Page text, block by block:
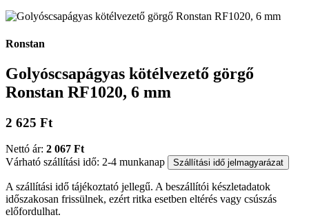
Ronstan
Golyóscsapágyas kötélvezető görgő
Ronstan RF1020, 6 mm
2 625 Ft
Nettó ár: 2 067 Ft
Várható szállítási idő: 2-4 munkanap
Szállítási idő jelmagyarázat
A szállítási idő tájékoztató jellegű. A beszállítói készletadatok
időszakosan frissülnek, ezért ritka esetben eltérés vagy csúszás
előfordulhat.